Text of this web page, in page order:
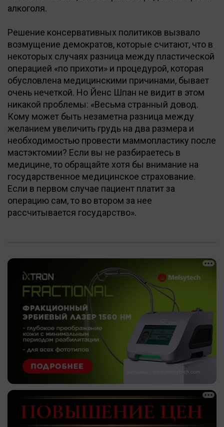
алкоголя.
Решение консервативных политиков вызвало
возмущение демократов, которые считают, что в
некоторых случаях разница между пластической
операцией «по прихоти» и процедурой, которая
обусловлена медицинскими причинами, бывает
очень нечеткой. Но Йенс Шпан не видит в этом
никакой проблемы: «Весьма странный довод.
Кому может быть незаметна разница между
желанием увеличить грудь на два размера и
необходимостью провести маммопластику после
мастэктомии? Если вы не разбираетесь в
медицине, то обращайте хотя бы внимание на
государственное медицинское страхование.
Если в первом случае пациент платит за
операцию сам, то во втором за нее
рассчитывается государство».